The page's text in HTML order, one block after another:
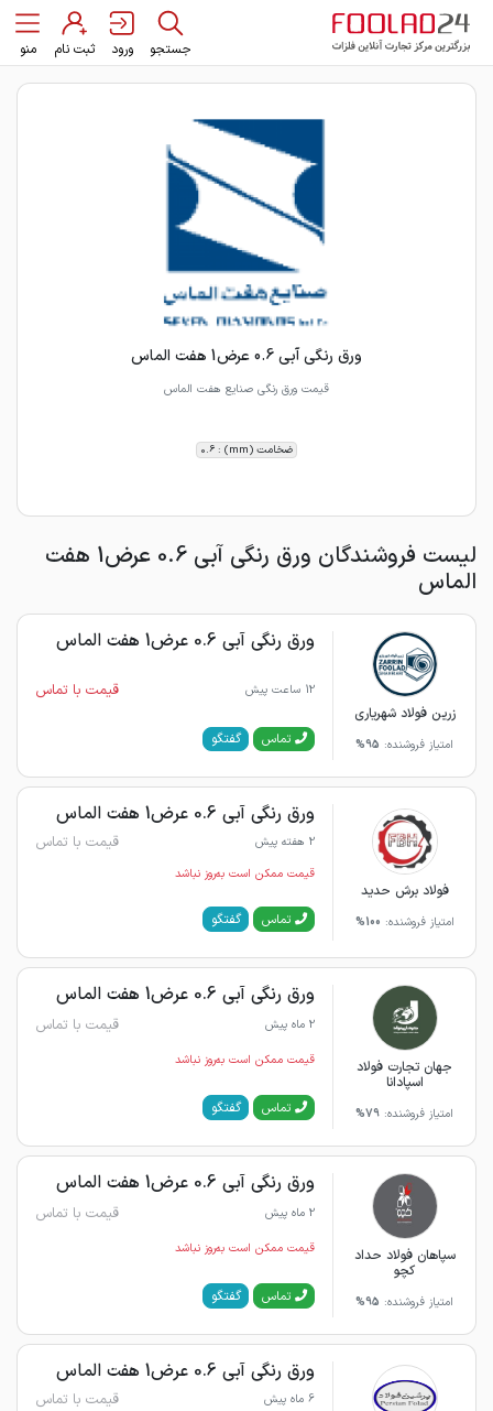
جستجو ورود ثبت نام منو
ورق رنگی آبی 0.6 عرض1 هفت الماس
قیمت ورق رنگی صنایع هفت الماس
ضخامت (mm) : 0.6
لیست فروشندگان ورق رنگی آبی 0.6 عرض1 هفت
الماس
زرین فولاد شهریاری
امتیاز فروشنده: 95%
ورق رنگی آبی 0.6 عرض1 هفت الماس
12 ساعت پیش قیمت با تماس
تماس گفتگو
فولاد برش حدید
امتیاز فروشنده: 100%
ورق رنگی آبی 0.6 عرض1 هفت الماس
2 هفته پیش قیمت با تماس
قیمت ممکن است به‌روز نباشد
تماس گفتگو
جهان تجارت فولاد
اسپادانا
امتیاز فروشنده: 79%
ورق رنگی آبی 0.6 عرض1 هفت الماس
2 ماه پیش قیمت با تماس
قیمت ممکن است به‌روز نباشد
تماس گفتگو
سپاهان فولاد حداد
کچو
امتیاز فروشنده: 95%
ورق رنگی آبی 0.6 عرض1 هفت الماس
2 ماه پیش قیمت با تماس
قیمت ممکن است به‌روز نباشد
تماس گفتگو
ورق رنگی آبی 0.6 عرض1 هفت الماس
6 ماه پیش قیمت با تماس